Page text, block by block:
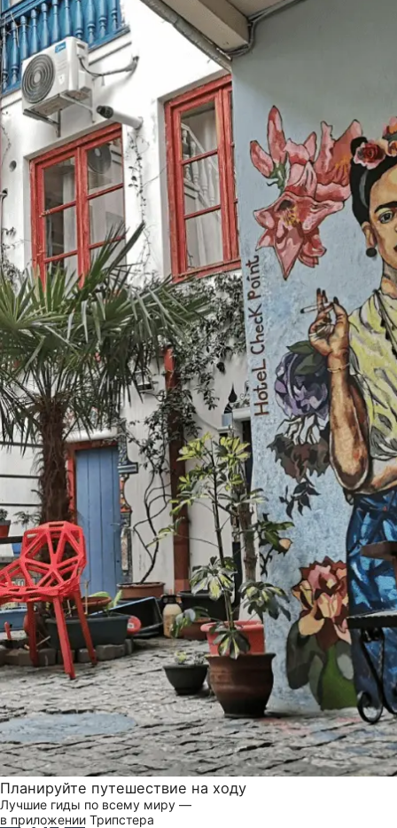
Планируйте путешествие на ходу
Лучшие гиды по всему миру —
в приложении Трипстера